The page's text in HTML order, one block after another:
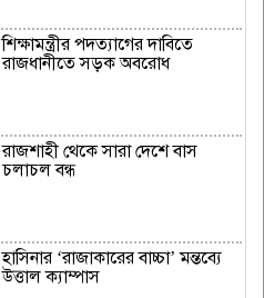
শিক্ষামন্ত্রীর পদত্যাগের দাবিতে
রাজধানীতে সড়ক অবরোধ
রাজশাহী থেকে সারা দেশে বাস
চলাচল বন্ধ
হাসিনার ‘রাজাকারের বাচ্চা’ মন্তব্যে
উত্তাল ক্যাম্পাস